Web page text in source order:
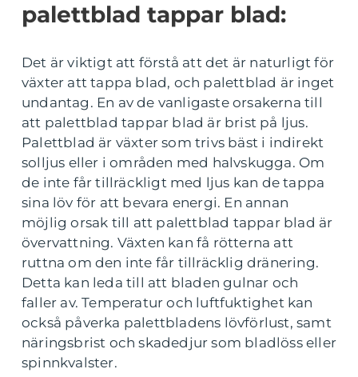
palettblad tappar blad:
Det är viktigt att förstå att det är naturligt för
växter att tappa blad, och palettblad är inget
undantag. En av de vanligaste orsakerna till
att palettblad tappar blad är brist på ljus.
Palettblad är växter som trivs bäst i indirekt
solljus eller i områden med halvskugga. Om
de inte får tillräckligt med ljus kan de tappa
sina löv för att bevara energi. En annan
möjlig orsak till att palettblad tappar blad är
övervattning. Växten kan få rötterna att
ruttna om den inte får tillräcklig dränering.
Detta kan leda till att bladen gulnar och
faller av. Temperatur och luftfuktighet kan
också påverka palettbladens lövförlust, samt
näringsbrist och skadedjur som bladlöss eller
spinnkvalster.